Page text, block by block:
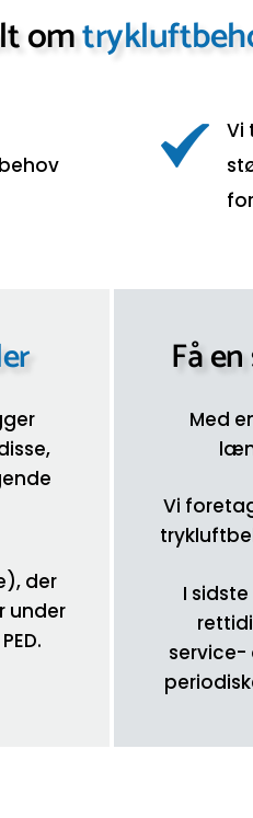
om
Vi
der
under
Få
Med
Vi
I
service-